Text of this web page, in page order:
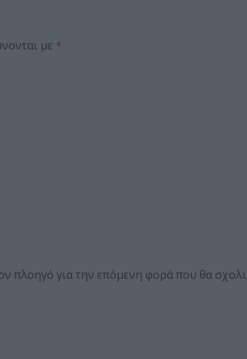
με *
πλοηγό για την επόμενη φορά που θα